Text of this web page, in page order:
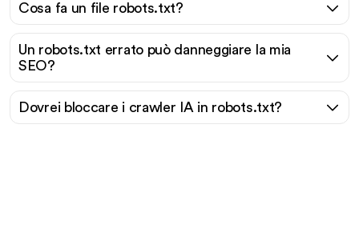
Cosa fa un file robots.txt?
Un robots.txt errato può danneggiare la mia
SEO?
Dovrei bloccare i crawler IA in robots.txt?